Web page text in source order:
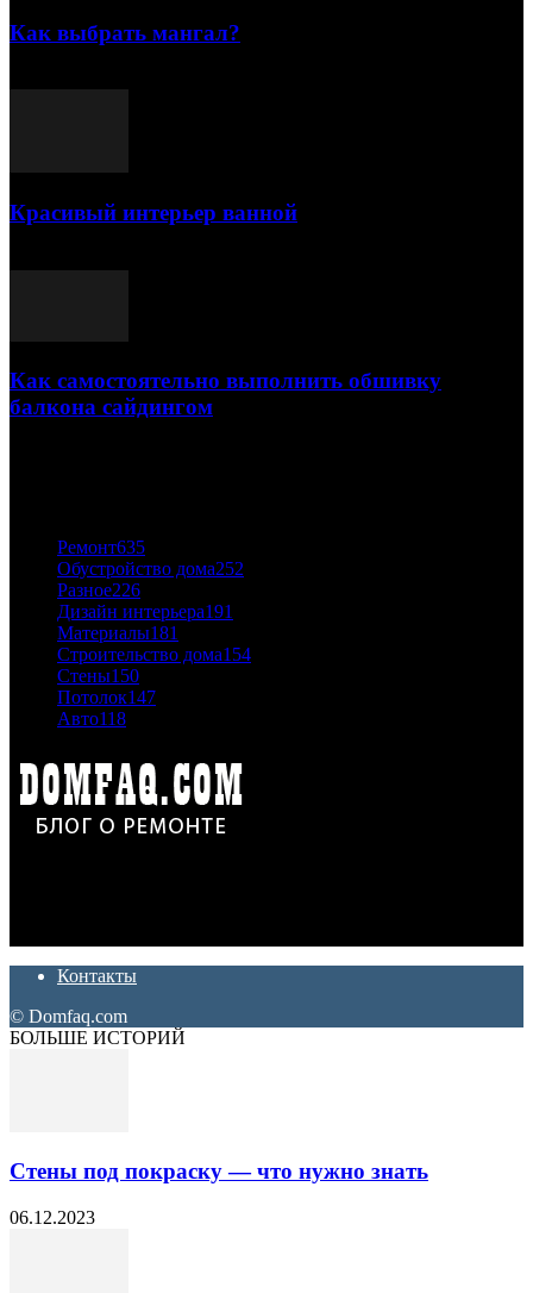
Как выбрать мангал?
Красивый интерьер ванной
Как самостоятельно выполнить обшивку
балкона сайдингом
Ремонт635
Обустройство дома252
Разное226
Дизайн интерьера191
Материалы181
Строительство дома154
Стены150
Потолок147
Авто118
Контакты
© Domfaq.com
БОЛЬШЕ ИСТОРИЙ
Стены под покраску — что нужно знать
06.12.2023